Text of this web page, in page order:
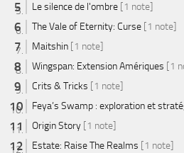
Le silence de l'ombre [1 note]
The Vale of Eternity: Curse [1 note]
Maitshin [1 note]
Wingspan: Extension Amériques [1
Crits & Tricks [1 note]
Feya’s Swamp : exploration et
Origin Story [1 note]
Estate: Raise The Realms [1 note]